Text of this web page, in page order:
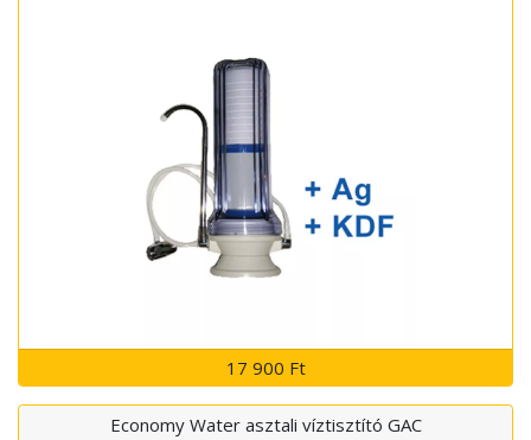
17 900 Ft
Economy Water asztali víztisztító GAC